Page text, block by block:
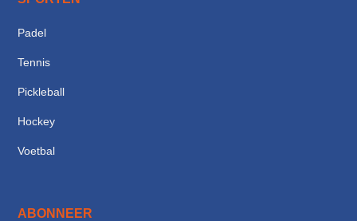
Padel
Tennis
Pickleball
Hockey
Voetbal
ABONNEER